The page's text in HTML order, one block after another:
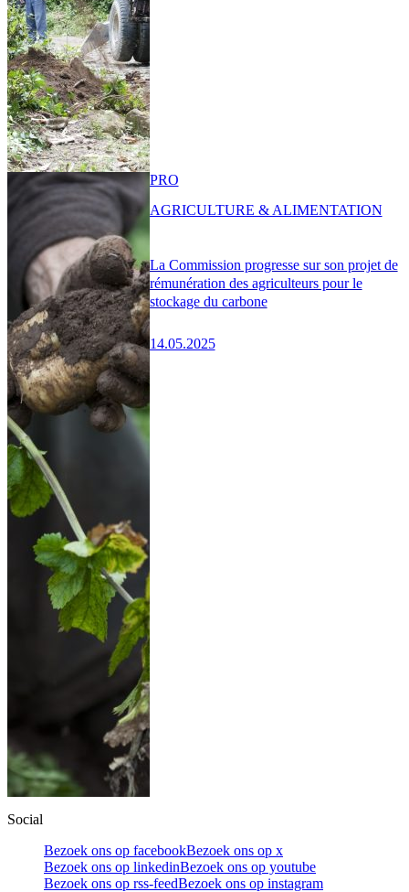
La Commission progresse sur son projet de
rémunération des agriculteurs pour le
stockage du carbone
14.05.2025
PRO
AGRICULTURE & ALIMENTATION
Social
Bezoek ons op facebookBezoek ons op x
Bezoek ons op linkedinBezoek ons op youtube
Bezoek ons op rss-feedBezoek ons op instagram